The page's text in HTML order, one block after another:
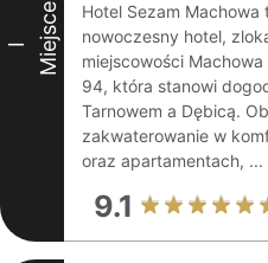
I Miejsce
Hotel Sezam
nowoczesny hotel,
miejscowości
94, która stanowi
Tarnowem a Dębicą.
zakwaterowanie w
oraz apartamentach, ...
9.1